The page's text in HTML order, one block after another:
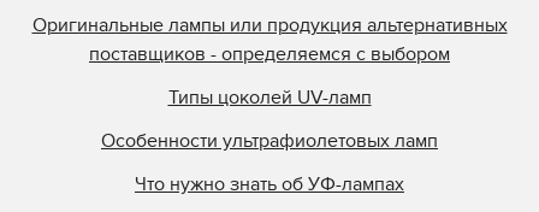
Отражатели EFI Rastek
Отражатели EFI Vutek
Отражатели Flora
Отражатели Gandi Innovations
Оригинальные лампы или продукция альтернативных
поставщиков - определяемся с выбором
Типы цоколей UV-ламп
Особенности ультрафиолетовых ламп
Что нужно знать об УФ-лампах